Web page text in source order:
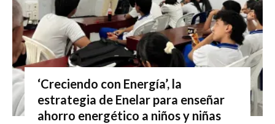
‘Creciendo con Energía’, la
estrategia de Enelar para enseñar
ahorro energético a niños y niñas